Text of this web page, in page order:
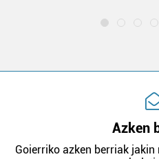
Azken
Goierriko azken berriak